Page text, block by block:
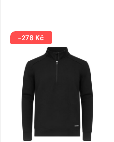
-278 Kč